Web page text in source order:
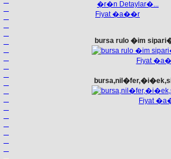
�r�n Detaylar�...
Fiyat �a��r
bursa rulo �im
Fiyat
Fiyat